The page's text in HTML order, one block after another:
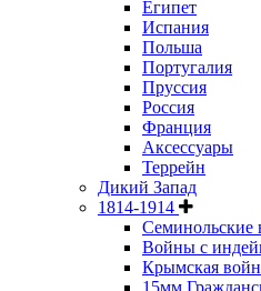
Египет
Испания
Польша
Португалия
Пруссия
Россия
Франция
Аксессуары
Террейн
Дикий Запад
1814-1914
Семинольские
Войны с
Крымская
15мм